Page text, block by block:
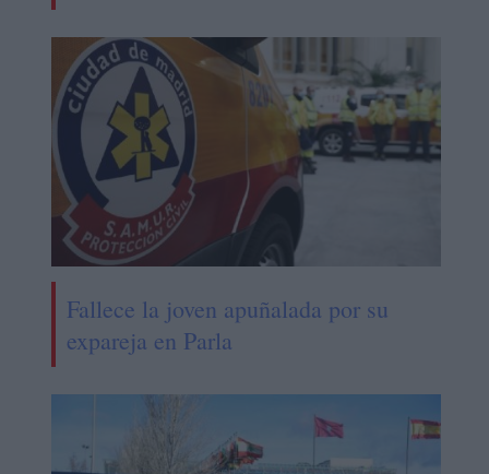
Fallece la joven apuñalada por su
expareja en Parla